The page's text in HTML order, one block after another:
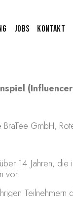
Jobs Kontakt
GmbH,
14 Jahren,
vor.